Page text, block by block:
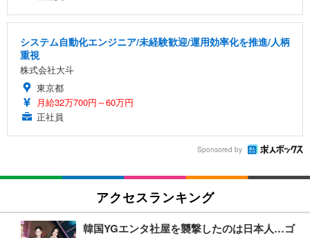
システム自動化エンジニア/未経験歓迎/運用効率化を推進/人柄
重視
株式会社大斗
東京都
月給32万700円～60万円
正社員
Sponsored by
アクセスランキング
韓国YGエンタ社屋を襲撃したのは日本人…ゴ